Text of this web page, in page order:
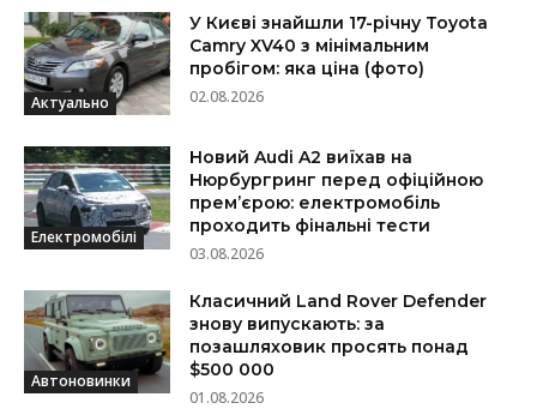
Актуально
У Києві знайшли 17-річну Toyota
Camry XV40 з мінімальним
пробігом: яка ціна (фото)
02.08.2026
Електромобілі
Новий Audi A2 виїхав на
Нюрбургринг перед офіційною
прем’єрою: електромобіль
проходить фінальні тести
03.08.2026
Автоновинки
Класичний Land Rover Defender
знову випускають: за
позашляховик просять понад
$500 000
01.08.2026